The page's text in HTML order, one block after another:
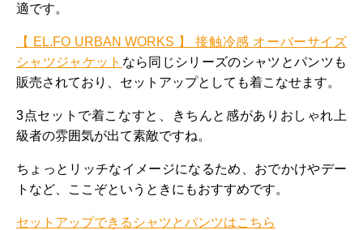
適です。
【 EL.FO URBAN WORKS 】 接触冷感 オーバーサイズ
シャツジャケット なら同じシリーズのシャツとパンツも
販売されており、セットアップとしても着こなせます。
3点セットで着こなすと、きちんと感がありおしゃれ上
級者の雰囲気が出て素敵ですね。
ちょっとリッチなイメージになるため、おでかけやデー
トなど、ここぞというときにもおすすめです。
セットアップできるシャツとパンツはこちら